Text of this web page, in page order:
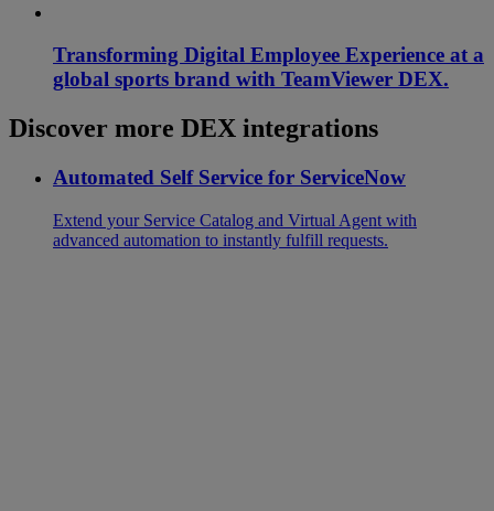
Transforming Digital Employee Experience at a
global sports brand with TeamViewer DEX.
Discover more DEX integrations
Automated Self Service for ServiceNow
Extend your Service Catalog and Virtual Agent with
advanced automation to instantly fulfill requests.